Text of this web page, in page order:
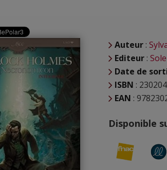
Auteur :
Editeur :
Date de
ISBN :
EAN :
Disponible